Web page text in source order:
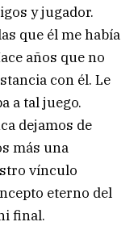
y jugador.
que él me había
años que no
con él. Le
a tal juego.
dejamos de
más una
vínculo
eterno del
final.